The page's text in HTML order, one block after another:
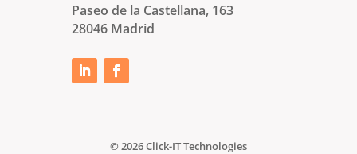
Paseo de la Castellana, 163
28046 Madrid
© 2026 Click-IT Technologies